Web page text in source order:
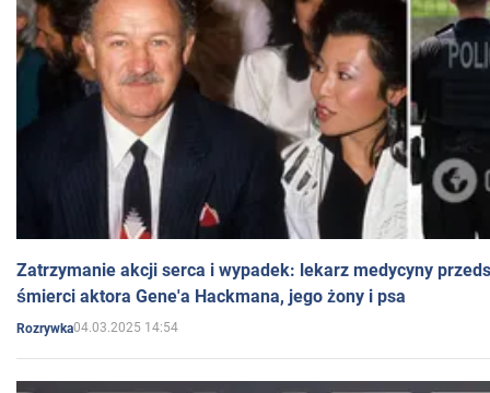
Zatrzymanie akcji serca i wypadek: lekarz medycyny
śmierci aktora Gene'a Hackmana, jego żony i psa
Rozrywka04.03.2025 14:54